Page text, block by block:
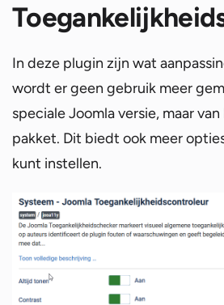
In deze plugin zijn wat
wordt er geen gebruik meer
speciale Joomla versie, maar
pakket. Dit biedt ook meer
kunt instellen.